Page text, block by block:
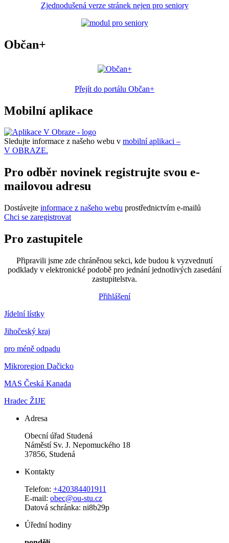
Zjednodušená verze stránek nejen pro seniory
Občan+
Přejít do portálu Občan+
Mobilní aplikace
Sledujte informace z našeho webu v mobilní aplikaci –
V OBRAZE.
Pro odběr novinek registrujte svou e-
mailovou adresu
Dostávejte informace z našeho webu prostřednictvím e-mailů
Chci se zaregistrovat
Pro zastupitele
Připravili jsme zde chráněnou sekci, kde budou k vyzvednutí
podklady v elektronické podobě pro jednání jednotlivých zasedání
zastupitelstva.
Přihlášení
Jídelní lístky
Jihočeský kraj
pro méně odpadu
Mikroregion Dačicko
MAS Česká Kanada
Hradec ŽIJE
Adresa
Obecní úřad Studená
Náměstí Sv. J. Nepomuckého 18
37856, Studená
Kontakty
Telefon: +420384401911
E-mail: obec@ou-stu.cz
Datová schránka: ni8b29p
Úřední hodiny